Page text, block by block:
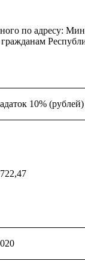
по адресу:
10% (рублей)